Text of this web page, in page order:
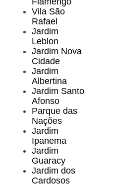
Vila São
Rafael
Jardim
Leblon
Jardim Nova
Cidade
Jardim
Albertina
Jardim Santo
Afonso
Parque das
Nações
Jardim
Ipanema
Jardim
Guaracy
Jardim dos
Cardosos